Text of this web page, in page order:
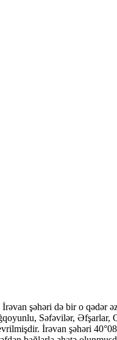
şəhəri də bir o qədər
Səfəvilər, Əfşarlar,
İrəvan şəhəri